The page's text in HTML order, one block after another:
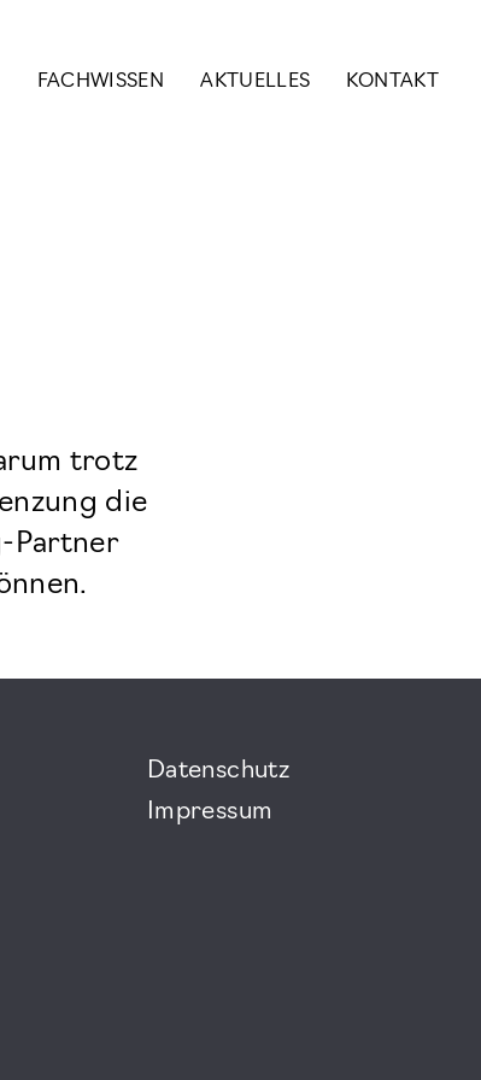
FACHWISSEN AKTUELLES KONTAKT
trotz
die
Partner
Datenschutz
Impressum